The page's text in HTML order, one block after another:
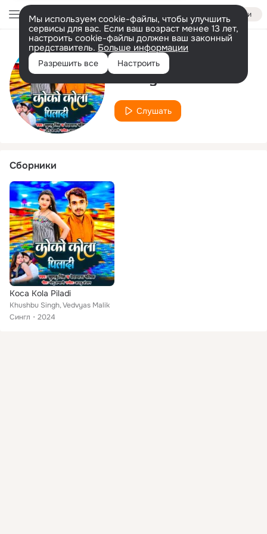
Войти
Мы используем cookie-файлы, чтобы улучшить
сервисы для вас. Если ваш возраст менее 13 лет,
настроить cookie-файлы должен ваш законный
представитель. Больше информации
Разрешить все Настроить
Исполнитель
Vedvyas Malik
Слушать
Сборники
Koca Kola Piladi
Khushbu Singh, Vedvyas Malik
Сингл
2024